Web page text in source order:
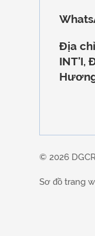
Địa
INT'I,
© 2026
Sơ đồ trang